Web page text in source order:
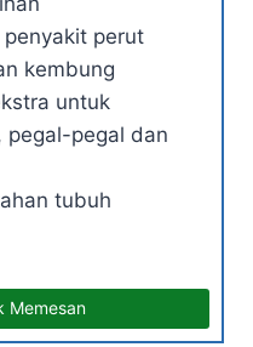
perut
kembung
untuk
pegal-pegal dan
tubuh
Memesan